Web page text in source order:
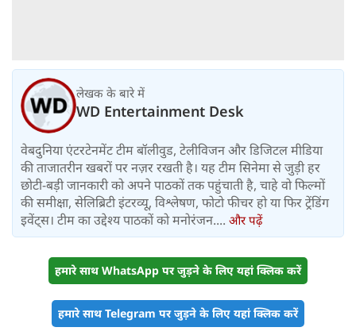
लेखक के बारे में
WD Entertainment Desk
वेबदुनिया एंटरटेनमेंट टीम बॉलीवुड, टेलीविजन और डिजिटल मीडिया
की ताजातरीन खबरों पर नज़र रखती है। यह टीम सिनेमा से जुड़ी हर
छोटी-बड़ी जानकारी को अपने पाठकों तक पहुंचाती है, चाहे वो फिल्मों
की समीक्षा, सेलिब्रिटी इंटरव्यू, विश्लेषण, फोटो फीचर हो या फिर ट्रेंडिंग
इवेंट्स। टीम का उद्देश्य पाठकों को मनोरंजन.... और पढ़ें
हमारे साथ WhatsApp पर जुड़ने के लिए यहां क्लिक करें
हमारे साथ Telegram पर जुड़ने के लिए यहां क्लिक करें